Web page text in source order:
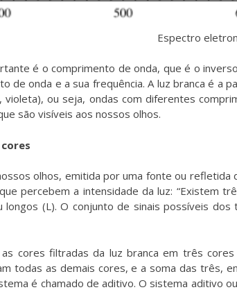
Espectro
é o comprimento de onda, que é o
de onda e a sua frequência. A luz branca é
violeta), ou seja, ondas com diferentes
são visíveis aos nossos olhos.
olhos, emitida por uma fonte ou
percebem a intensidade da luz: “Existem
longos (L). O conjunto de sinais possíveis
cores filtradas da luz branca em três
todas as demais cores, e a soma das três,
é chamado de aditivo. O sistema aditivo